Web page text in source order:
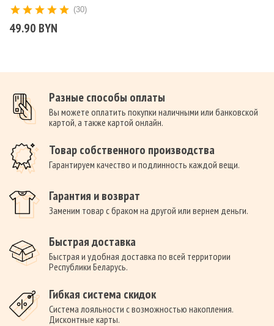
49.90 BYN
(30)
Разные способы оплаты
Вы можете оплатить покупки наличными или банковской
картой, а также картой онлайн.
Товар собственного производства
Гарантируем качество и подлинность каждой вещи.
Гарантия и возврат
Заменим товар с браком на другой или вернем деньги.
Быстрая доставка
Быстрая и удобная доставка по всей территории
Республики Беларусь.
Гибкая система скидок
Система лояльности с возможностью накопления.
Дисконтные карты.